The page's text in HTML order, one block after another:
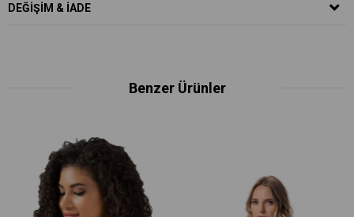
DEĞIŞIM & İADE
Benzer Ürünler